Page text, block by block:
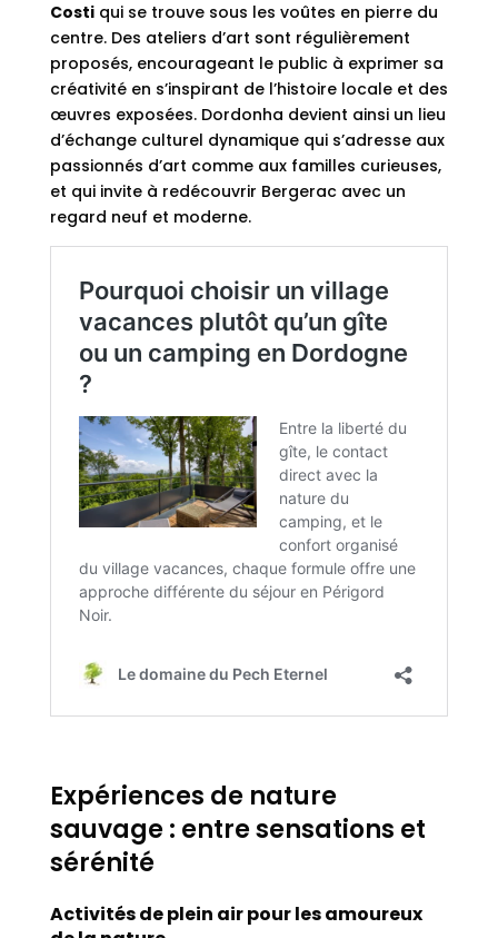
Costiqui se trouve sous les voûtes en pierre du
centre. Des ateliers d’art sont régulièrement
proposés, encourageant le public à exprimer sa
créativité en s’inspirant de l’histoire locale et des
œuvres exposées. Dordonha devient ainsi un lieu
d’échange culturel dynamique qui s’adresse aux
passionnés d’art comme aux familles curieuses,
et qui invite à redécouvrir Bergerac avec un
regard neuf et moderne.
Expériences de nature
sauvage : entre sensations et
sérénité
Activités de plein air pour les amoureux